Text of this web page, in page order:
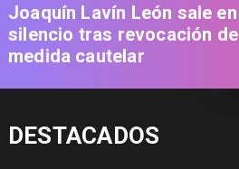
Joaquín Lavín León sale en
silencio tras revocación de
medida cautelar
DESTACADOS